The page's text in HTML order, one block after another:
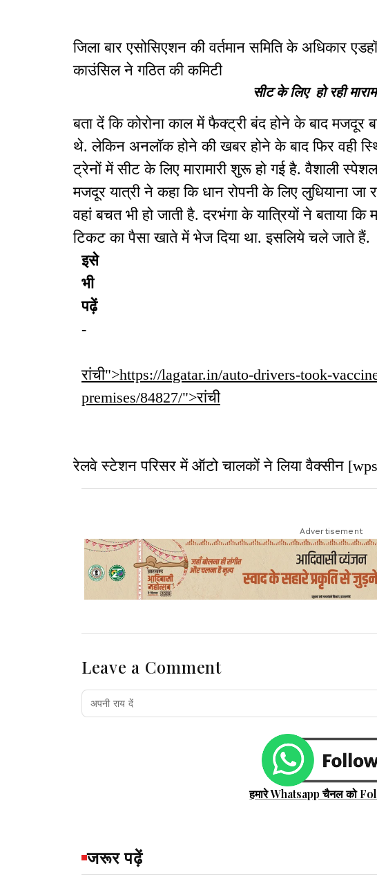
जिला बार एसोसिएशन की वर्तमान समिति के अधिकार
काउंसिल ने गठित की कमिटी
सीट के लिए हो रही
बता दें कि कोरोना काल में फैक्ट्री बंद होने के बाद मजदूर
थे. लेकिन अनलॉक होने की खबर होने के बाद फिर वही
ट्रेनों में सीट के लिए मारामारी शुरू हो गई है. वैशाली
मजदूर यात्री ने कहा कि धान रोपनी के लिए लुधियाना जा
वहां बचत भी हो जाती है. दरभंगा के यात्रियों ने बताया
टिकट का पैसा खाते में भेज दिया था. इसलिये चले जाते हैं.
इसे
भी
पढ़ें
-
रांची">https://lagatar.in/auto-drivers-took-
premises/84827/">रांची
रेलवे स्टेशन परिसर में ऑटो चालकों ने लिया वैक्सीन
Advertisement
Leave a Comment
हमारे Whatsapp चैनल को
जरूर पढ़ें